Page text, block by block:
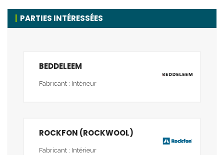
PARTIES INTÉRESSÉES
BEDDELEEM
Fabricant : Intérieur
ROCKFON (ROCKWOOL)
Fabricant : Intérieur